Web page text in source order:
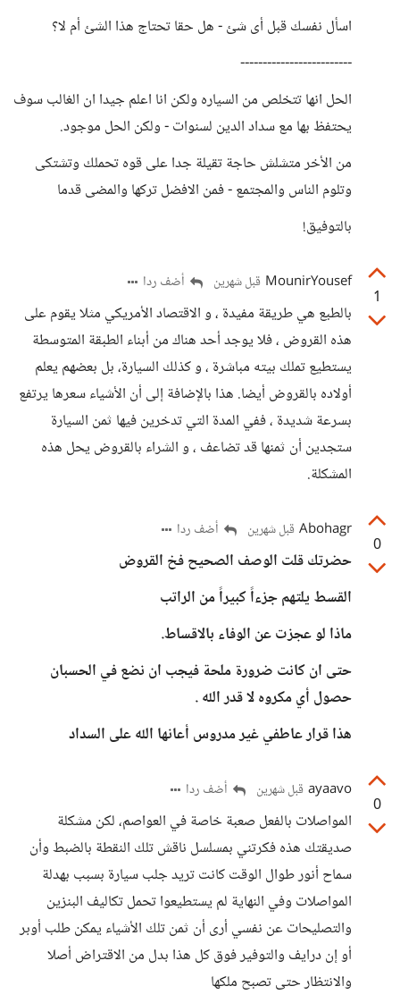
اسأل نفسك قبل أى شئ - هل حقا تحتاج هذا الشئ أم لا؟
-------------------------
الحل انها تتخلص من السياره ولكن انا اعلم جيدا ان الغالب سوف
يحتفظ بها مع سداد الدين لسنوات - ولكن الحل موجود.
من الأخر متشلش حاجة تقيلة جدا على قوه تحملك وتشتكى
وتلوم الناس والمجتمع - فمن الافضل تركها والمضى قدما
بالتوفيق!
1
MounirYousef قبل شهرين أضف ردا
بالطبع هي طريقة مفيدة ، و الاقتصاد الأمريكي مثلا يقوم على
هذه القروض ، فلا يوجد أحد هناك من أبناء الطبقة المتوسطة
يستطيع تملك بيته مباشرة ، و كذلك السيارة، بل بعضهم يعلم
أولاده بالقروض أيضا. هذا بالإضافة إلى أن الأشياء سعرها يرتفع
بسرعة شديدة ، ففي المدة التي تدخرين فيها ثمن السيارة
ستجدين أن ثمنها قد تضاعف ، و الشراء بالقروض يحل هذه
المشكلة.
0
Abohagr قبل شهرين أضف ردا
حضرتك قلت الوصف الصحيح فخ القروض
القسط يلتهم جزءاً كبيراً من الراتب
ماذا لو عجزت عن الوفاء بالاقساط.
حتى ان كانت ضرورة ملحة فيجب ان نضع في الحسبان
حصول أي مكروه لا قدر الله .
هذا قرار عاطفي غير مدروس أعانها الله على السداد
0
ayaavo قبل شهرين أضف ردا
المواصلات بالفعل صعبة خاصة في العواصم، لكن مشكلة
صديقتك هذه فكرتني بمسلسل ناقش تلك النقطة بالضبط وأن
سماح أنور طوال الوقت كانت تريد جلب سيارة بسبب بهدلة
المواصلات وفي النهاية لم يستطيعوا تحمل تكاليف البنزين
والتصليحات عن نفسي أرى أن ثمن تلك الأشياء يمكن طلب أوبر
أو إن درايف والتوفير فوق كل هذا بدل من الاقتراض أصلا
والانتظار حتى تصبح ملكها